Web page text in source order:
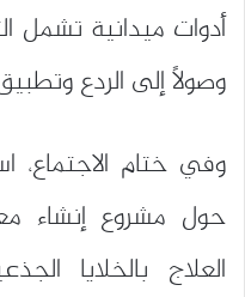
أدوات ميدانية تشمل
وصولًا إلى الردع
وفي ختام
حول مشروع إنشاء
العلاج بالخلايا